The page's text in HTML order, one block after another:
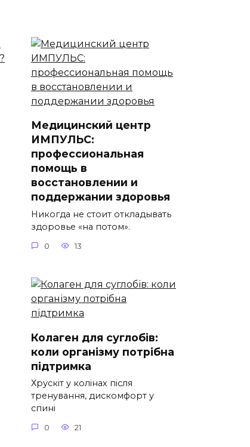
Медицинский центр
ИМПУЛЬС:
профессиональная
помощь в
восстановлении и
поддержании здоровья
Никогда не стоит откладывать
здоровье «на потом».
0 13
Колаген для суглобів:
коли організму потрібна
підтримка
Хрускіт у колінах після
тренування, дискомфорт у
спині
0 21